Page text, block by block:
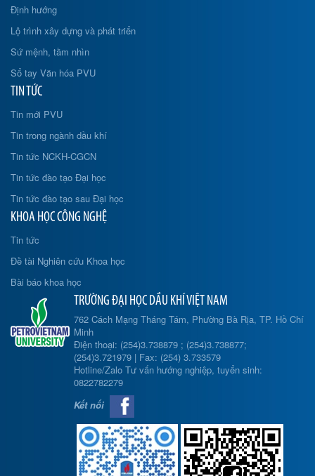
Định hướng
Lộ trình xây dựng và phát triển
Sứ mệnh, tầm nhìn
Sổ tay Văn hóa PVU
TIN TỨC
Tin mới PVU
Tin trong ngành dầu khí
Tin tức NCKH-CGCN
Tin tức đào tạo Đại học
Tin tức đào tạo sau Đại học
KHOA HỌC CÔNG NGHỆ
Tin tức
Đề tài Nghiên cứu Khoa học
Bài báo khoa học
TRƯỜNG ĐẠI HỌC DẦU KHÍ VIỆT NAM
762 Cách Mạng Tháng Tám, Phường Bà Rịa, TP. Hồ Chí
Minh
Điện thoại: (254)3.738879 ; (254)3.738877;
(254)3.721979 | Fax: (254) 3.733579
Hotline/Zalo Tư vấn hướng nghiệp, tuyển sinh:
0822782279
Kết nối